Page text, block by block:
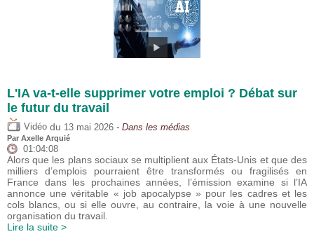
L'IA va-t-elle supprimer votre emploi ? Débat sur
le futur du travail
Vidéo du 13 mai 2026 - Dans les médias
Par Axelle Arquié
01:04:08
Alors que les plans sociaux se multiplient aux États-Unis et que des
milliers d’emplois pourraient être transformés ou fragilisés en
France dans les prochaines années, l’émission examine si l’IA
annonce une véritable « job apocalypse » pour les cadres et les
cols blancs, ou si elle ouvre, au contraire, la voie à une nouvelle
organisation du travail.
Lire la suite >